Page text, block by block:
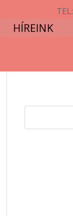
TEL:
HÍREINK